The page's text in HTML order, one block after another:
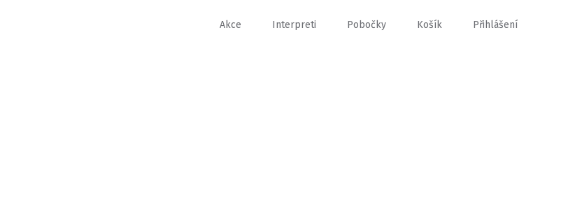
Akce Interpreti Pobočky Košík Přihlášení